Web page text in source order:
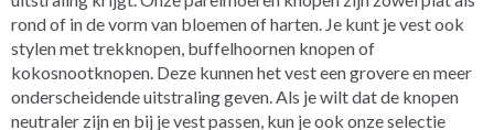
rond of in de vorm van bloemen of harten. Je kunt je vest ook
stylen met trekknopen, buffelhoornen knopen of
kokosnootknopen. Deze kunnen het vest een grovere en meer
onderscheidende uitstraling geven. Als je wilt dat de knopen
neutraler zijn en bij je vest passen, kun je ook onze selectie